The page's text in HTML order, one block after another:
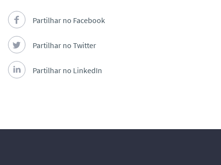
Partilhar no Facebook
Partilhar no Twitter
Partilhar no LinkedIn